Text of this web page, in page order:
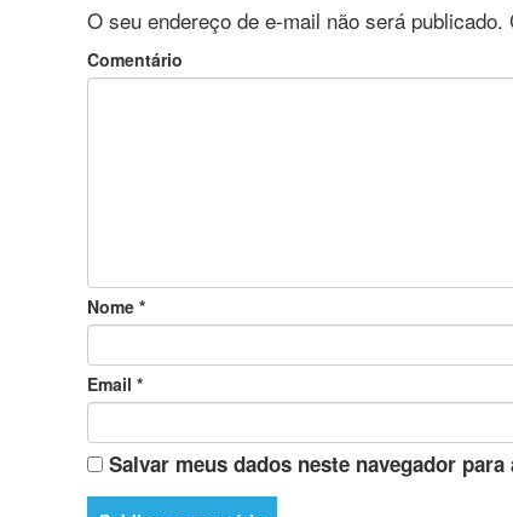
O seu endereço de e-mail não será publicado.
Comentário
Nome *
Email *
Salvar meus dados neste navegador